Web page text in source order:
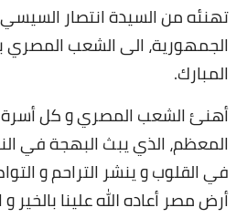
أخبار
أخبار
صحة
المزيد
تهنئه من السيدةانتصار
الجمهورية، الى الشعب
المبارك.
أهنئ الشعب المصري و كل
المعظم، الذي يبث البهجة في
في القلوب و ينشر التراحم و
أرض مصر أعاده الله علينا بالخير